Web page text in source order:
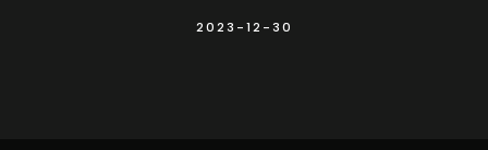
2023-12-30